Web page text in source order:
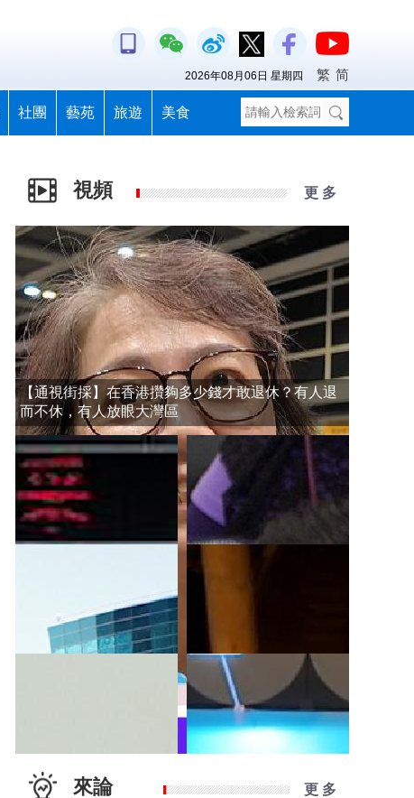
社團 藝苑 旅遊 美食
2026年08月06日 星期四 繁 简
視頻 更 多
【通視街採】在香港攢夠多少錢才敢退休？有人退
而不休，有人放眼大灣區
來論 更 多